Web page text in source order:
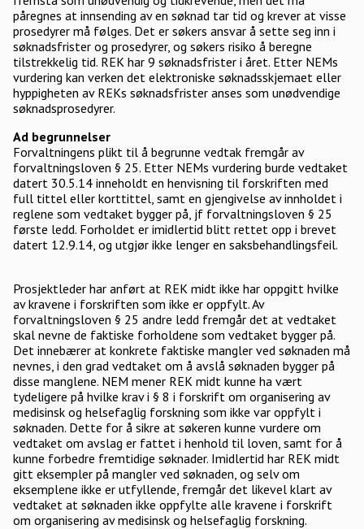
påregnes at innsending av en søknad tar tid og krever at visse
prosedyrer må følges. Det er søkers ansvar å sette seg inn i
søknadsfrister og prosedyrer, og søkers risiko å beregne
tilstrekkelig tid. REK har 9 søknadsfrister i året. Etter NEMs
vurdering kan verken det elektroniske søknadsskjemaet eller
hyppigheten av REKs søknadsfrister anses som unødvendige
søknadsprosedyrer.
Ad begrunnelser
Forvaltningens plikt til å begrunne vedtak fremgår av
forvaltningsloven § 25. Etter NEMs vurdering burde vedtaket
datert 30.5.14 inneholdt en henvisning til forskriften med
full tittel eller korttittel, samt en gjengivelse av innholdet i
reglene som vedtaket bygger på, jf forvaltningsloven § 25
første ledd. Forholdet er imidlertid blitt rettet opp i brevet
datert 12.9.14, og utgjør ikke lenger en saksbehandlingsfeil.
Prosjektleder har anført at REK midt ikke har oppgitt hvilke
av kravene i forskriften som ikke er oppfylt. Av
forvaltningsloven § 25 andre ledd fremgår det at vedtaket
skal nevne de faktiske forholdene som vedtaket bygger på.
Det innebærer at konkrete faktiske mangler ved søknaden må
nevnes, i den grad vedtaket om å avslå søknaden bygger på
disse manglene. NEM mener REK midt kunne ha vært
tydeligere på hvilke krav i § 8 i forskrift om organisering av
medisinsk og helsefaglig forskning som ikke var oppfylt i
søknaden. Dette for å sikre at søkeren kunne vurdere om
vedtaket om avslag er fattet i henhold til loven, samt for å
kunne forbedre fremtidige søknader. Imidlertid har REK midt
gitt eksempler på mangler ved søknaden, og selv om
eksemplene ikke er utfyllende, fremgår det likevel klart av
vedtaket at søknaden ikke oppfylte alle kravene i forskrift
om organisering av medisinsk og helsefaglig forskning.